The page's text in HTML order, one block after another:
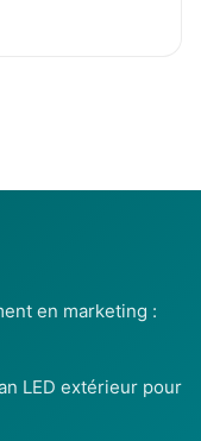
en marketing :
LED extérieur pour